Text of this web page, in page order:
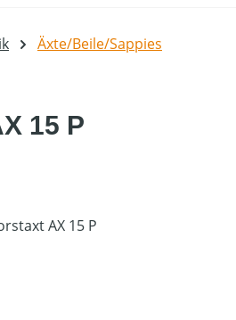
Äxte/Beile/Sappies
15 P